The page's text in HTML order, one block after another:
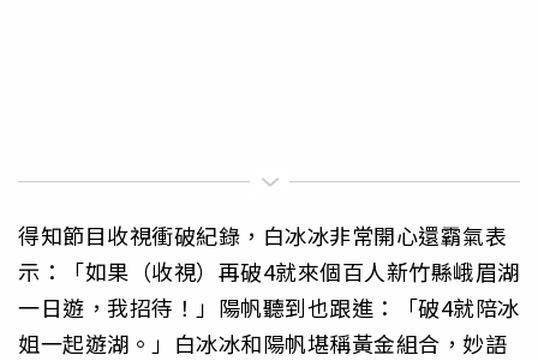
得知節目收視衝破紀錄，白冰冰非常開心還霸氣表
示：「如果（收視）再破4就來個百人新竹縣峨眉湖
一日遊，我招待！」陽帆聽到也跟進：「破4就陪冰
姐一起遊湖。」白冰冰和陽帆堪稱黃金組合，妙語